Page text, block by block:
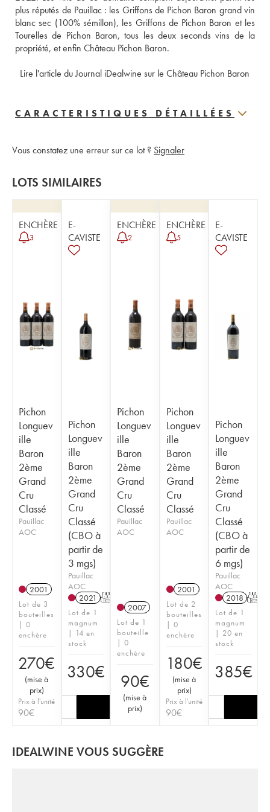
plus réputés de Pauillac : les Griffons de Pichon Baron grand vin
blanc sec (100% sémillon), les Griffons de Pichon Baron et les
Tourelles de Pichon Baron, tous les deux seconds vins de la
propriété, et enfin Château Pichon Baron.
Lire l'article du Journal iDealwine sur le Château Pichon Baron
CARACTERISTIQUES DÉTAILLÉES
Vous constatez une erreur sur ce lot ? Signaler
LOTS SIMILAIRES
ENCHÈRE
3
Pichon
Longuev
ille
Baron
2ème
Grand
Cru
Classé
Pauillac
AOC
2001
Lot de 3
bouteilles
| 0
enchère
270€
(mise à
prix)
Prix à l'unité
90€
E-
CAVISTE
Pichon
Longuev
ille
Baron
2ème
Grand
Cru
Classé
(CBO à
partir de
3 mgs)
Pauillac
AOC
2021 T
Lot de 1
magnum
| 14 en
stock
330€
ENCHÈRE
2
Pichon
Longuev
ille
Baron
2ème
Grand
Cru
Classé
Pauillac
AOC
2007
Lot de 1
bouteille
| 0
enchère
90€
(mise à
prix)
ENCHÈRE
5
Pichon
Longuev
ille
Baron
2ème
Grand
Cru
Classé
Pauillac
AOC
2001
Lot de 2
bouteilles
| 0
enchère
180€
(mise à
prix)
Prix à l'unité
90€
E-
CAVISTE
Pichon
Longuev
ille
Baron
2ème
Grand
Cru
Classé
(CBO à
partir de
6 mgs)
Pauillac
AOC
2018 T
Lot de 1
magnum
| 20 en
stock
385€
IDEALWINE VOUS SUGGÈRE